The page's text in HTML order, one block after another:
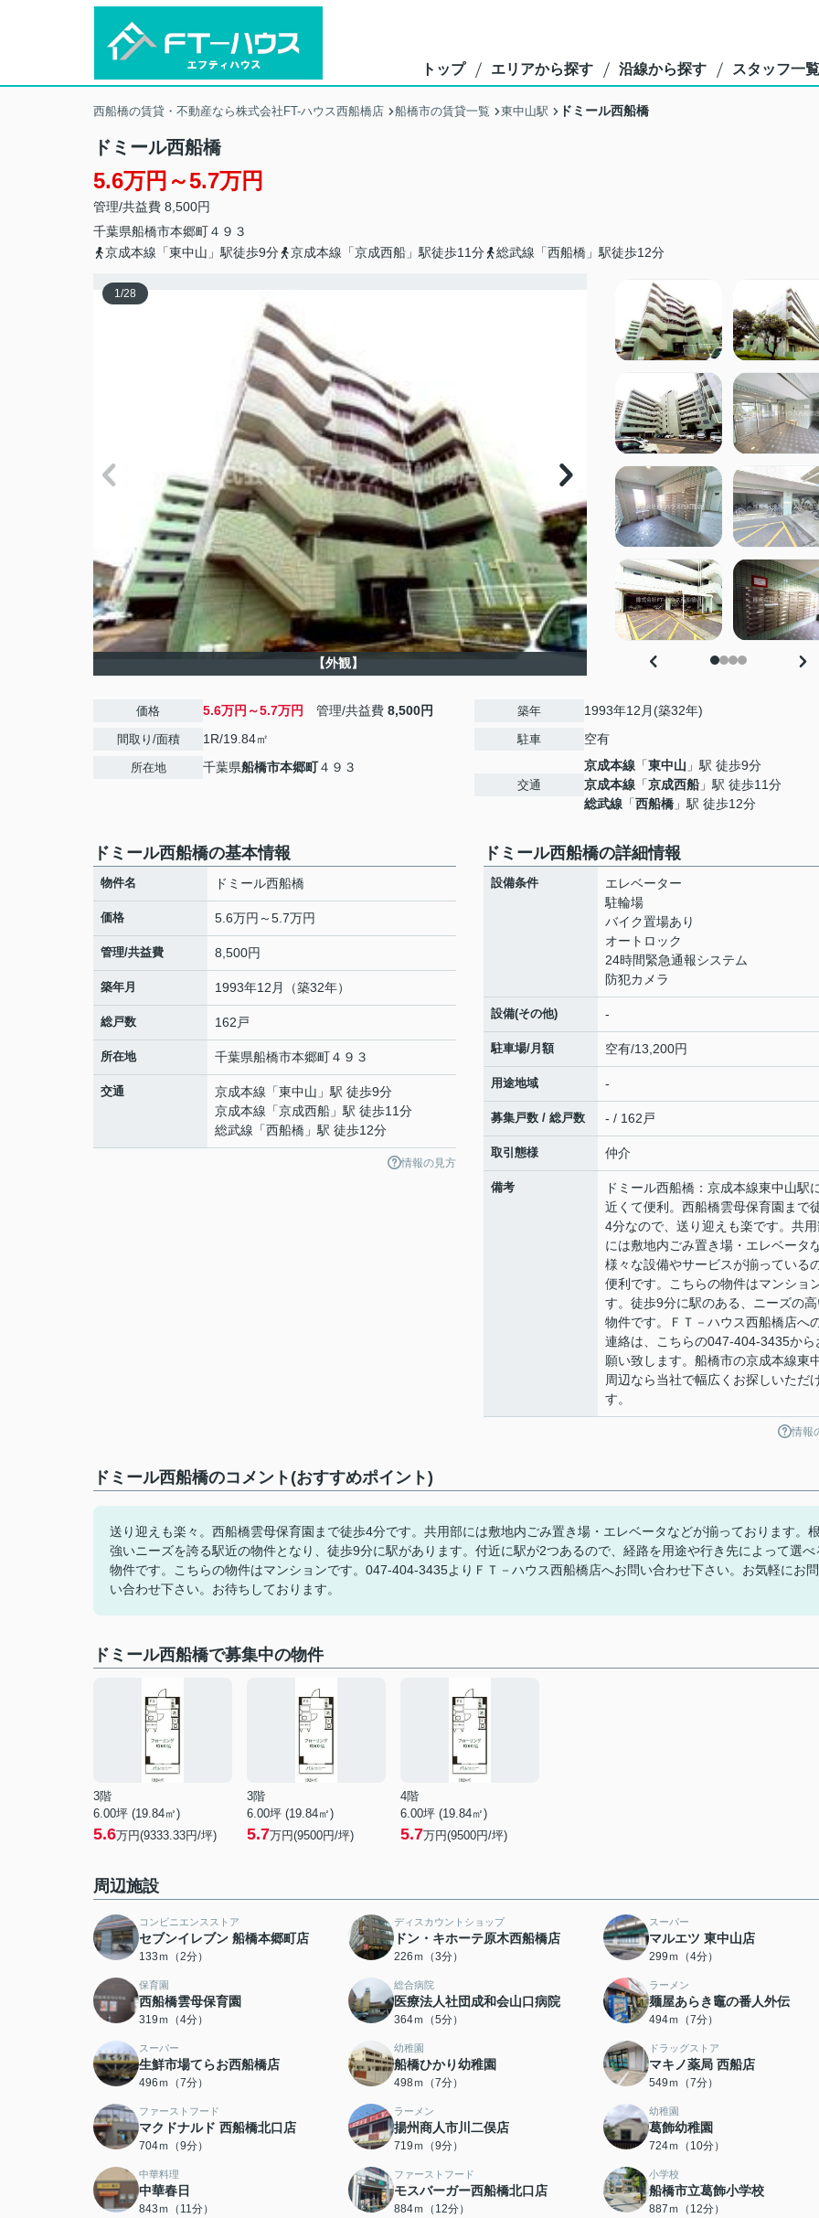
トップ エリアから探す 沿線から探す スタッフ一覧
西船橋の賃貸・不動産なら株式会社FT-ハウス西船橋店 船橋市の賃貸一覧 東中山駅 ドミール西船橋
ドミール西船橋
5.6万円～5.7万円
管理/共益費 8,500円
千葉県船橋市本郷町４９３
京成本線「東中山」駅徒歩9分
京成本線「京成西船」駅徒歩11分 総武線「西船橋」駅徒歩12分
1/28
【外観】
価格 5.6万円～5.7万円 管理/共益費 8,500円
間取り/面積 1R/19.84㎡
所在地 千葉県船橋市本郷町４９３
築年 1993年12月(築32年)
駐車 空有
交通
京成本線 「東中山 」駅 徒歩9分
京成本線 「京成西船」駅 徒歩11分
総武線 「西船橋 」駅 徒歩12分
ドミール西船橋の基本情報
物件名 ドミール西船橋
価格 5.6万円～5.7万円
管理/共益費 8,500円
築年月 1993年12月（築32年）
総戸数 162戸
所在地 千葉県船橋市本郷町４９３
交通 京成本線 「東中山 」駅 徒歩9分
京成本線 「京成西船 」駅 徒歩11分
総武線 「西船橋 」駅 徒歩12分
情報の見方
ドミール西船橋の詳細情報
設備条件
エレベーター
駐輪場
バイク置場あり
オートロック
24時間緊急通報システム
防犯カメラ
設備(その他) -
駐車場/月額 空有/13,200円
用途地域 -
募集戸数 / 総戸数 - / 162戸
取引態様 仲介
備考
ドミール西船橋：京成本線東中山駅
近くて便利。西船橋雲母保育園まで
4分なので、送り迎えも楽です。共
には敷地内ごみ置き場・エレベータ
様々な設備やサービスが揃っている
便利です。こちらの物件はマンショ
す。徒歩9分に駅のある、ニーズの
物件です。ＦＴ－ハウス西船橋店へ
連絡は、こちらの047-404-3435から
願い致します。船橋市の京成本線東
周辺なら当社で幅広くお探しいただ
す。
情報
ドミール西船橋のコメント(おすすめポイント)
送り迎えも楽々。西船橋雲母保育園まで徒歩4分です。共用部には敷地内ごみ置き場・エレベータなどが揃っております。根
強いニーズを誇る駅近の物件となり、徒歩9分に駅があります。付近に駅が2つあるので、経路を用途や行き先によって選べ
物件です。こちらの物件はマンションです。047-404-3435よりＦＴ－ハウス西船橋店へお問い合わせ下さい。お気軽にお問
い合わせ下さい。お待ちしております。
ドミール西船橋で募集中の物件
3階
6.00坪 (19.84㎡)
5.6万円(9333.33円/坪)
3階
6.00坪 (19.84㎡)
5.7万円(9500円/坪)
4階
6.00坪 (19.84㎡)
5.7万円(9500円/坪)
周辺施設
コンビニエンスストア
セブンイレブン 船橋本郷町店
133ｍ（2分）
ディスカウントショップ
ドン・キホーテ原木西船橋店
226ｍ（3分）
スーパー
マルエツ 東中山店
299ｍ（4分）
保育園
西船橋雲母保育園
319ｍ（4分）
総合病院
医療法人社団成和会山口病院
364ｍ（5分）
ラーメン
麺屋あらき竈の番人外伝
494ｍ（7分）
スーパー
生鮮市場てらお西船橋店
496ｍ（7分）
幼稚園
船橋ひかり幼稚園
498ｍ（7分）
ドラッグストア
マキノ薬局 西船店
549ｍ（7分）
ファーストフード
マクドナルド 西船橋北口店
704ｍ（9分）
ラーメン
揚州商人市川二俣店
719ｍ（9分）
幼稚園
葛飾幼稚園
724ｍ（10分）
中華料理
中華春日
843ｍ（11分）
ファーストフード
モスバーガー西船橋北口店
884ｍ（12分）
小学校
船橋市立葛飾小学校
887ｍ（12分）